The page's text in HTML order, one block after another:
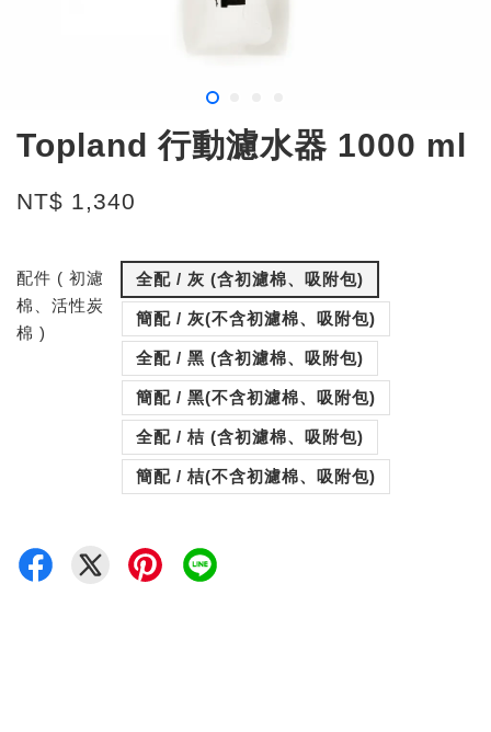
Topland 行動濾水器 1000 ml
NT$ 1,340
配件 ( 初濾
棉、活性炭
棉 )
全配 / 灰 (含初濾棉、吸附包)
簡配 / 灰(不含初濾棉、吸附包)
全配 / 黑 (含初濾棉、吸附包)
簡配 / 黑(不含初濾棉、吸附包)
全配 / 桔 (含初濾棉、吸附包)
簡配 / 桔(不含初濾棉、吸附包)